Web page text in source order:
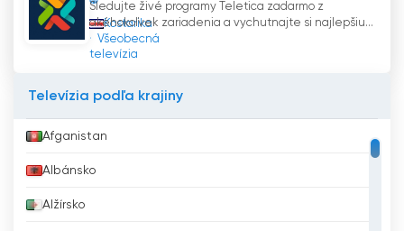
Kostarika
Všeobecná
televízia
Sledujte živé programy Teletica zadarmo z
akéhokoľvek zariadenia a vychutnajte si najlepšiu...
Televízia podľa krajiny
Afganistan
Albánsko
Alžírsko